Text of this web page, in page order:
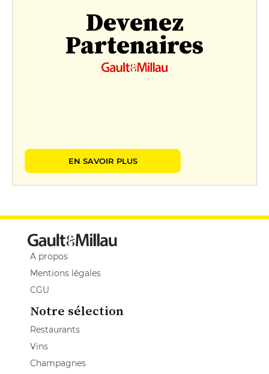
Devenez
Partenaires
EN SAVOIR PLUS
A propos
Mentions légales
CGU
Notre sélection
Restaurants
Vins
Champagnes